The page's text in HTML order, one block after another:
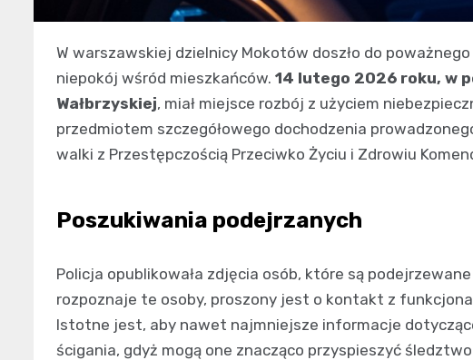
W warszawskiej dzielnicy Mokotów doszło do
niepokój wśród mieszkańców. 14 lutego 2026 roku, w
Wałbrzyskiej, miał miejsce rozbój z użyciem
przedmiotem szczegółowego dochodzenia
walki z Przestępczością Przeciwko Życiu i Zdrowiu
Poszukiwania podejrzanych
Policja opublikowała zdjęcia osób, które są
rozpoznaje te osoby, proszony jest o kontakt z
Istotne jest, aby nawet najmniejsze informacje
ścigania, gdyż mogą one znacząco przyspieszyć